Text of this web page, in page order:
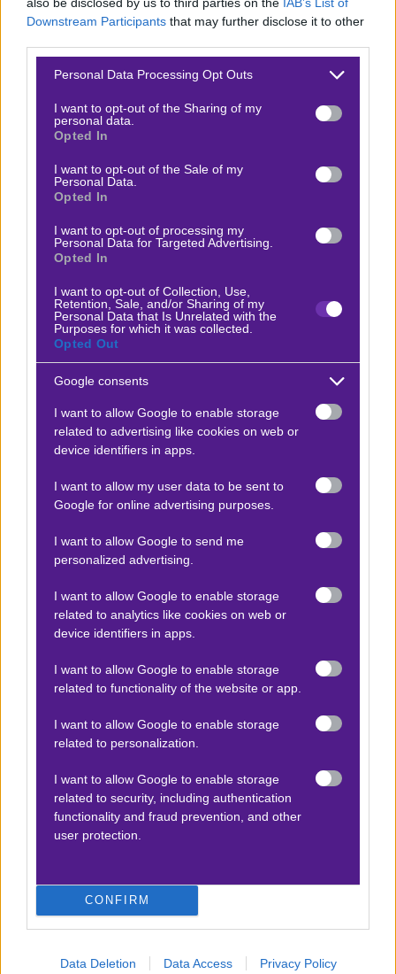
Downstream Participants that may further disclose it to other
Please note that this website/app uses one or more Google
not limited to your visit or usage behaviour. You may click to
grant or deny consent to Google and its third-party tags to
use your data for below specified purposes in below Google
consent section.
Personal Data Processing Opt Outs
I want to opt-out of the Sharing of my
personal data.
Opted In
I want to opt-out of the Sale of my
Personal Data.
Opted In
I want to opt-out of processing my
Personal Data for Targeted Advertising.
Opted In
I want to opt-out of Collection, Use,
Retention, Sale, and/or Sharing of my
Personal Data that Is Unrelated with the
Purposes for which it was collected.
Opted Out
Google consents
I want to allow Google to enable storage
related to advertising like cookies on web or
device identifiers in apps.
I want to allow my user data to be sent to
Google for online advertising purposes.
I want to allow Google to send me
personalized advertising.
I want to allow Google to enable storage
related to analytics like cookies on web or
device identifiers in apps.
I want to allow Google to enable storage
related to functionality of the website or app.
I want to allow Google to enable storage
related to personalization.
I want to allow Google to enable storage
related to security, including authentication
functionality and fraud prevention, and other
user protection.
CONFIRM
Data Deletion Data Access Privacy Policy
ΑΡΜΕΝΙΑ
Ρεπορτάζ
ήττα στην Ουγγαρία, όπου άντεξε μόνο για ένα
ημίχρονο πριν λυγίσει. Παρά την καλή αρχική
άμυνα, η ομάδα δεν κατάφερε να διατηρήσει την
απόδοσή της και υποχώρησε, επιτρέποντας στην
Η ομάδα του Μελικιάν έχει μόνο μία νίκη στα
τελευταία επτά παιχνίδια της, γεγονός που την
καθιστά ασταθή και ευάλωτη. Ωστόσο, η νίκη επί
της Ιρλανδίας στον πρώτο γύρο δίνει ελπίδες για
ομάδας θα πρέπει να επικεντρωθεί στην
αποτελεσματική άμυνα και την εκμετάλλευση των
σημασίας για να διατηρήσει τις ελπίδες της για
Αγωνιστικά Νέα
Οι απουσίες των Σεβικιάν και άλλων βασικών
παικτών λόγω τραυματισμών ή μη κλήσεων
δημιουργούν επιπλέον προκλήσεις για την
Αρμενία, η οποία πρέπει να βρει τρόπο να
ανακόψει την ορμή της Ιρλανδίας και να
εκμεταλλευτεί τις αδυναμίες της.
ΣΤΑΤΙΣΤΙΚΑ